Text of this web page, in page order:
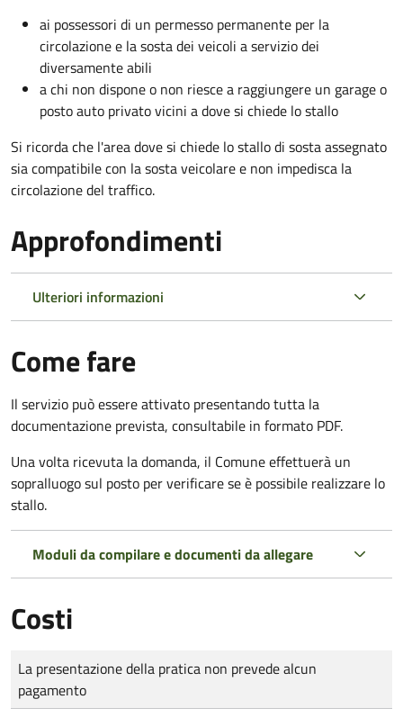
ai possessori di un permesso permanente per la
circolazione e la sosta dei veicoli a servizio dei
diversamente abili
a chi non dispone o non riesce a raggiungere un garage o
posto auto privato vicini a dove si chiede lo stallo
Si ricorda che l'area dove si chiede lo stallo di sosta assegnato
sia compatibile con la sosta veicolare e non impedisca la
circolazione del traffico.
Approfondimenti
Ulteriori informazioni
Come fare
Il servizio può essere attivato presentando tutta la
documentazione prevista, consultabile in formato PDF.
Una volta ricevuta la domanda, il Comune effettuerà un
sopralluogo sul posto per verificare se è possibile realizzare lo
stallo.
Moduli da compilare e documenti da allegare
Costi
Tipo di pagamento
Importo
La presentazione della pratica non prevede alcun
pagamento